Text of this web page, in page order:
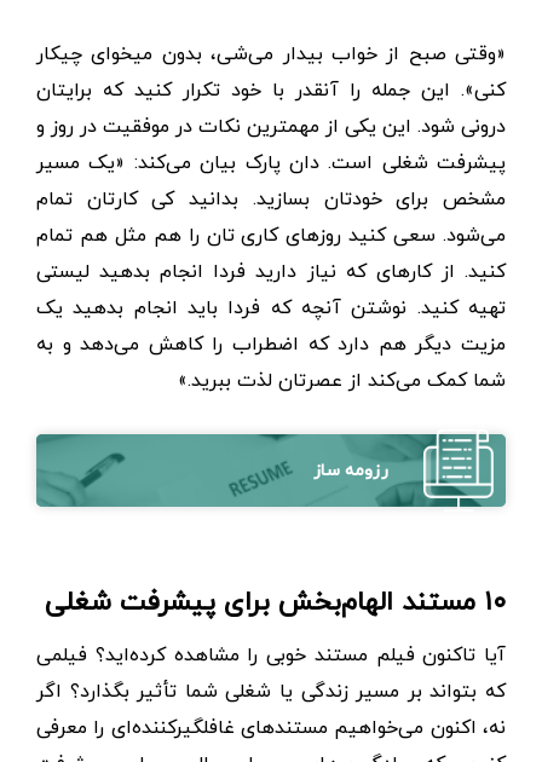
«وقتی صبح از خواب بیدار می‌شی، بدون میخوای چیکار
کنی». این جمله را آنقدر با خود تکرار کنید که برایتان
درونی شود. این یکی از مهمترین نکات در موفقیت در روز و
پیشرفت شغلی است. دان پارک بیان می‌کند: «یک مسیر
مشخص برای خودتان بسازید. بدانید کی کارتان تمام
می‌شود. سعی کنید روزهای کاری تان را هم مثل هم تمام
کنید. از کارهای که نیاز دارید فردا انجام بدهید لیستی
تهیه کنید. نوشتن آنچه که فردا باید انجام بدهید یک
مزیت دیگر هم دارد که اضطراب را کاهش می‌دهد و به
شما کمک می‌کند از عصرتان لذت ببرید.»
رزومه ساز
۱۰ مستند الهام‌بخش برای پیشرفت شغلی
آیا تاکنون فیلم مستند خوبی را مشاهده کرده‌اید؟ فیلمی
که بتواند بر مسیر زندگی یا شغلی شما تأثیر بگذارد؟ اگر
نه، اکنون می‌خواهیم مستندهای غافلگیرکننده‌ای را معرفی